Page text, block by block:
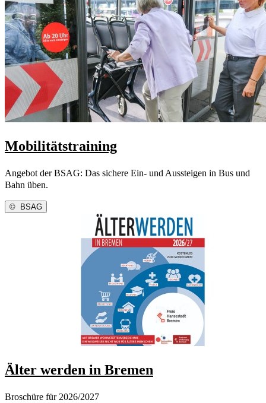
Mobilitätstraining
Angebot der BSAG: Das sichere Ein- und Aussteigen in Bus und
Bahn üben.
© BSAG
Älter werden in Bremen
Broschüre für 2026/2027